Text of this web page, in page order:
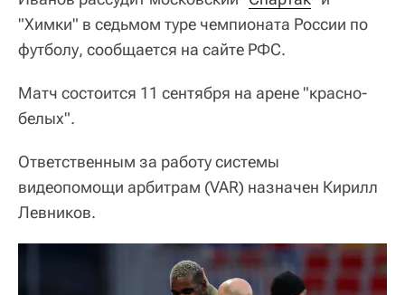
"Химки" в седьмом туре чемпионата России по
футболу, сообщается на сайте РФС.
Матч состоится 11 сентября на арене "красно-
белых".
Ответственным за работу системы
видеопомощи арбитрам (VAR) назначен Кирилл
Левников.